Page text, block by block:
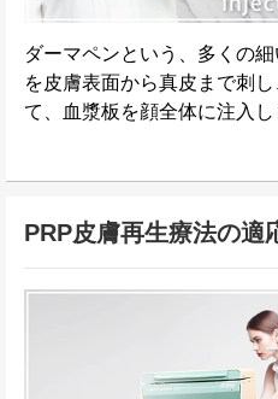
ダーマペンという、多くの
を皮膚表面から真皮まで刺
て、血漿板を顔全体に注入し
PRP皮膚再生療法の適